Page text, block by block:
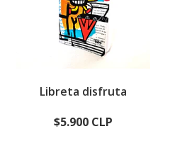
Libreta disfruta
$5.900 CLP